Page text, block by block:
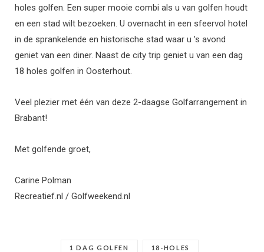
holes golfen. Een super mooie combi als u van golfen houdt
en een stad wilt bezoeken. U overnacht in een sfeervol hotel
in de sprankelende en historische stad waar u ’s avond
geniet van een diner. Naast de city trip geniet u van een dag
18 holes golfen in Oosterhout.
Veel plezier met één van deze 2-daagse Golfarrangement in
Brabant!
Met golfende groet,
Carine Polman
Recreatief.nl / Golfweekend.nl
1 DAG GOLFEN 18-HOLES